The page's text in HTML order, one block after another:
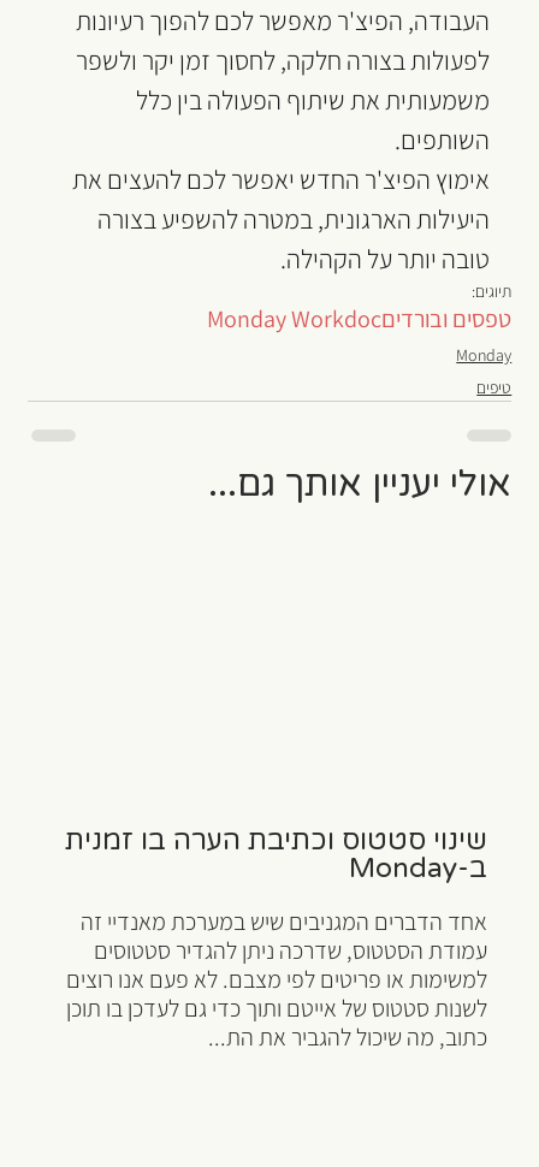
אולי יעניין אותך גם...
שינוי סטטוס וכתיבת הערה בו זמנית
ב-Monday
אחד הדברים המגניבים שיש במערכת מאנדיי זה
עמודת הסטטוס, שדרכה ניתן להגדיר סטטוסים
למשימות או פריטים לפי מצבם. לא פעם אנו רוצים
לשנות סטטוס של אייטם ותוך כדי גם לעדכן בו תוכן
כתוב, מה שיכול להגביר את הת...
העבודה, הפיצ'ר מאפשר לכם להפוך רעיונות
לפעולות בצורה חלקה, לחסוך זמן יקר ולשפר
משמעותית את שיתוף הפעולה בין כלל
השותפים.
אימוץ הפיצ'ר החדש יאפשר לכם להעצים את
היעילות הארגונית, במטרה להשפיע בצורה
טובה יותר על הקהילה.
תיוגים:
טפסים ובורדיםMonday Workdoc
Monday
טיפים